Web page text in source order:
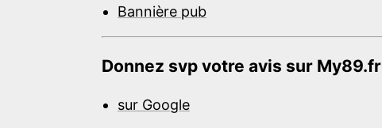
Bannière pub
Donnez svp votre avis sur My89.fr
sur Google